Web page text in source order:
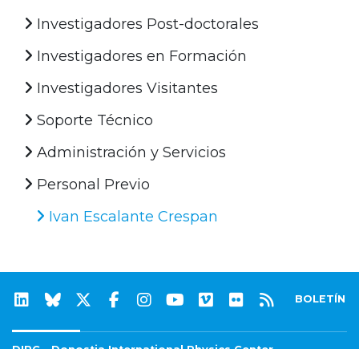
Investigadores Post-doctorales
Investigadores en Formación
Investigadores Visitantes
Soporte Técnico
Administración y Servicios
Personal Previo
Ivan Escalante Crespan
BOLETÍN